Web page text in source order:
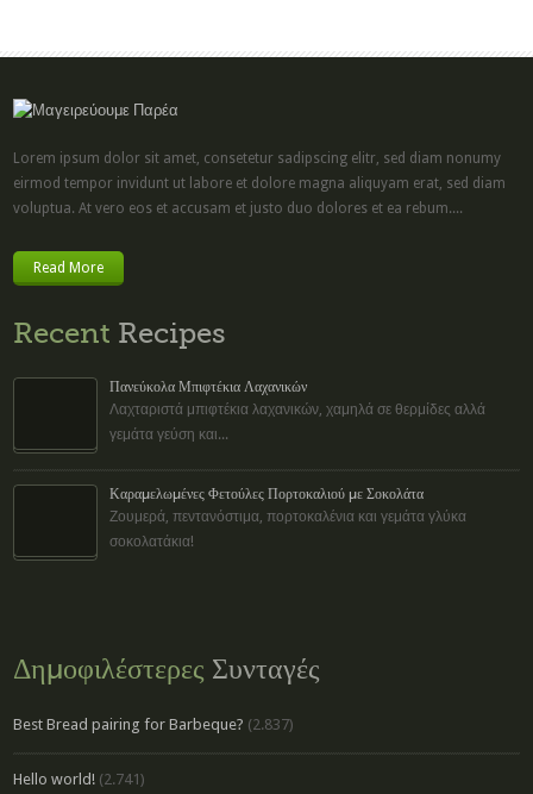
Lorem ipsum dolor sit amet, consetetur sadipscing elitr, sed diam nonumy
eirmod tempor invidunt ut labore et dolore magna aliquyam erat, sed diam
voluptua. At vero eos et accusam et justo duo dolores et ea rebum....
Read More
Recent Recipes
Πανεύκολα Μπιφτέκια Λαχανικών
Λαχταριστά μπιφτέκια λαχανικών, χαμηλά σε θερμίδες αλλά
γεμάτα γεύση και...
Καραμελωμένες Φετούλες Πορτοκαλιού με Σοκολάτα
Ζουμερά, πεντανόστιμα, πορτοκαλένια και γεμάτα γλύκα
σοκολατάκια!
Δημοφιλέστερες Συνταγές
Best Bread pairing for Barbeque? (2.837)
Hello world! (2.741)